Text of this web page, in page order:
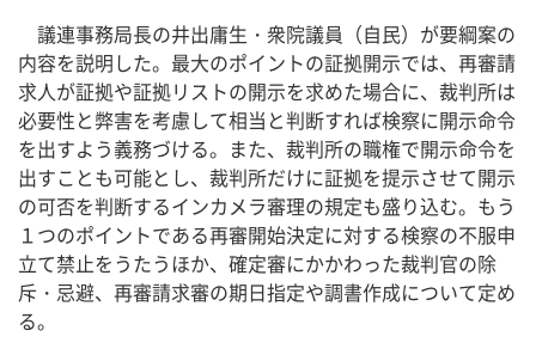
議連事務局長の井出庸生・衆院議員（自民）が要綱案の
内容を説明した。最大のポイントの証拠開示では、再審請
求人が証拠や証拠リストの開示を求めた場合に、裁判所は
必要性と弊害を考慮して相当と判断すれば検察に開示命令
を出すよう義務づける。また、裁判所の職権で開示命令を
出すことも可能とし、裁判所だけに証拠を提示させて開示
の可否を判断するインカメラ審理の規定も盛り込む。もう
１つのポイントである再審開始決定に対する検察の不服申
立て禁止をうたうほか、確定審にかかわった裁判官の除
斥・忌避、再審請求審の期日指定や調書作成について定め
る。